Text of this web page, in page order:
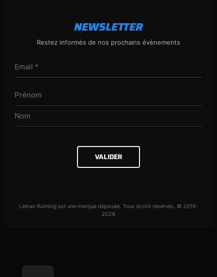
NEWSLETTER
Restez informés de nos prochains évènements
VALIDER
Léman Running est une marque déposée. Tous droits réservés. © 2019-
2026